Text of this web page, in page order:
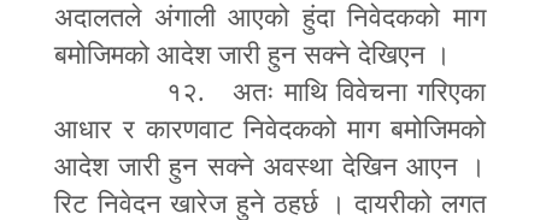
अदालतले अंगाली आएको हुंदा निवेदकको माग
बमोजिमको आदेश जारी हुन सक्ने देखिएन ।
१२. अतः माथि विवेचना गरिएका
आधार र कारणवाट निवेदकको माग बमोजिमको
आदेश जारी हुन सक्ने अवस्था देखिन आएन ।
रिट निवेदन खारेज हुने ठहर्छ । दायरीको लगत